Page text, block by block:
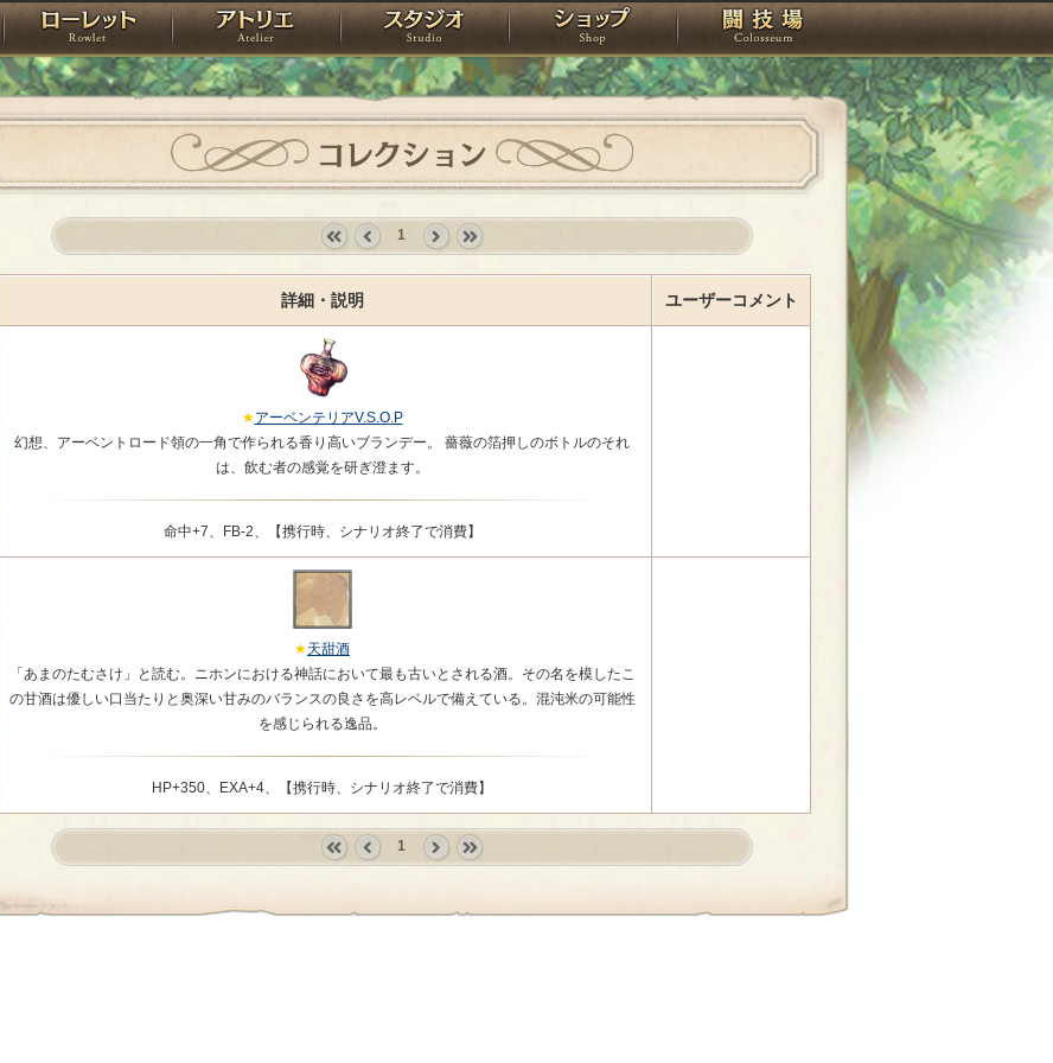
神殿 ローレット アトリエ スタジオ ショップ 闘技場
コレクション
first prev
1
詳細・説明 ユーザーコメント
アーベンテリアV.S.O.P
幻想、アーベントロード領の一角で作られる香り高いブランデー。 薔薇の箔押しのボトルのそれ
は、飲む者の感覚を研ぎ澄ます。
命中+7、FB-2、【携行時、シナリオ終了で消費】
天甜酒
「あまのたむさけ」と読む。ニホンにおける神話において最も古いとされる酒。その名を模したこ
の甘酒は優しい口当たりと奥深い甘みのバランスの良さを高レベルで備えている。混沌米の可能性
を感じられる逸品。
HP+350、EXA+4、【携行時、シナリオ終了で消費】
1